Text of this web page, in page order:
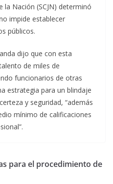
la Nación (SCJN) determinó
impide establecer
públicos.
dijo que con esta
de miles de
funcionarios de otras
estrategia para un blindaje
y seguridad, “además
mínimo de calificaciones
para el procedimiento de